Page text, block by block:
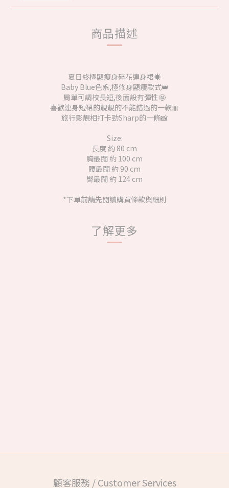
商品描述
夏日終極顯瘦身碎花連身裙☀️
Baby Blue色系,極修身顯瘦款式👑
肩單可調校長短,後面設有彈性🤩
喜歡連身短裙的靚靚的不能錯過的一款🎀
旅行影靚相打卡勁Sharp的一條📸
Size:
長度 約 80 cm
胸最闊 約 100 cm
腰最闊 約 90 cm
臀最闊 約 124 cm
*下單前請先閱讀購買條款與細則
了解更多
顧客服務 / Customer Services